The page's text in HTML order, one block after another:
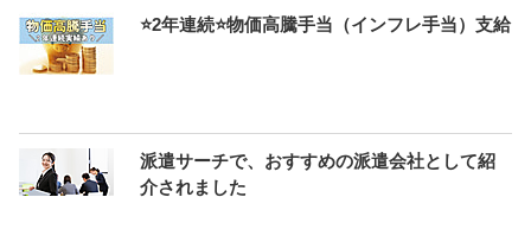
⭐2年連続⭐物価高騰手当（インフレ手当）支給
派遣サーチで、おすすめの派遣会社として紹
介されました